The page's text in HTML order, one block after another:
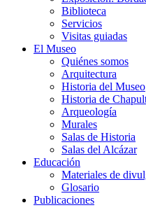
Biblioteca
Servicios
Visitas guiadas
El Museo
Quiénes somos
Arquitectura
Historia del Museo
Historia de
Arqueología
Murales
Salas de Historia
Salas del Alcázar
Educación
Materiales de
Glosario
Publicaciones